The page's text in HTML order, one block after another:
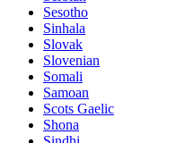
Sesotho
Sinhala
Slovak
Slovenian
Somali
Samoan
Scots Gaelic
Shona